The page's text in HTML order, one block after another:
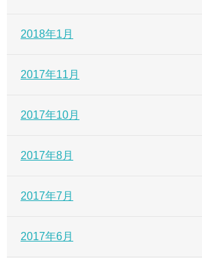
2018年1月
2017年11月
2017年10月
2017年8月
2017年7月
2017年6月